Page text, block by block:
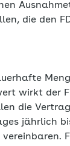
die den
wirkt der
die
jährlich